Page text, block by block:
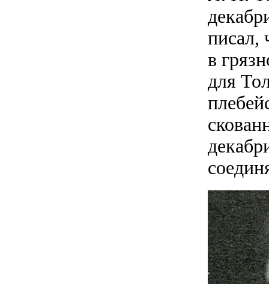
писал,
в
для